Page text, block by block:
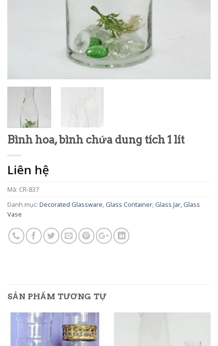
Bình hoa, bình chứa dung tích 1 lít
Liên hệ
Mã: CR-837
Danh mục: Decorated Glassware, Glass Container, Glass Jar, Glass
Vase
SẢN PHẨM TƯƠNG TỰ